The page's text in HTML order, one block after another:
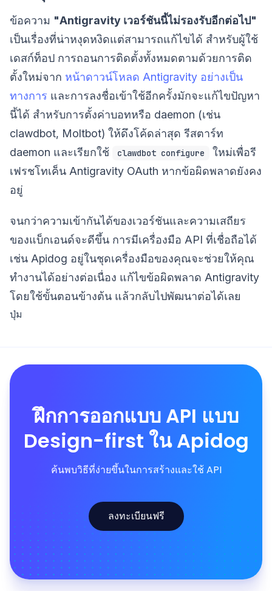
ข้อความ "Antigravity เวอร์ชันนี้ไม่รองรับอีกต่อไป"
เป็นเรื่องที่น่าหงุดหงิดแต่สามารถแก้ไขได้ สำหรับผู้ใช้
เดสก์ท็อป การถอนการติดตั้งทั้งหมดตามด้วยการติด
ตั้งใหม่จาก หน้าดาวน์โหลด Antigravity อย่างเป็น
ทางการ และการลงชื่อเข้าใช้อีกครั้งมักจะแก้ไขปัญหา
นี้ได้ สำหรับการตั้งค่าบอทหรือ daemon (เช่น
clawdbot, Moltbot) ให้ดึงโค้ดล่าสุด รีสตาร์ท
daemon และเรียกใช้
clawdbot configure
ใหม่เพื่อรี
เฟรชโทเค็น Antigravity OAuth หากข้อผิดพลาดยังคง
อยู่
จนกว่าความเข้ากันได้ของเวอร์ชันและความเสถียร
ของแบ็กเอนด์จะดีขึ้น การมีเครื่องมือ API ที่เชื่อถือได้
เช่น Apidog อยู่ในชุดเครื่องมือของคุณจะช่วยให้คุณ
ทำงานได้อย่างต่อเนื่อง แก้ไขข้อผิดพลาด Antigravity
โดยใช้ขั้นตอนข้างต้น แล้วกลับไปพัฒนาต่อได้เลย
ปุ่ม
ฝึกการออกแบบ API แบบ
Design-first ใน Apidog
ค้นพบวิธีที่ง่ายขึ้นในการสร้างและใช้ API
ลงทะเบียนฟรี